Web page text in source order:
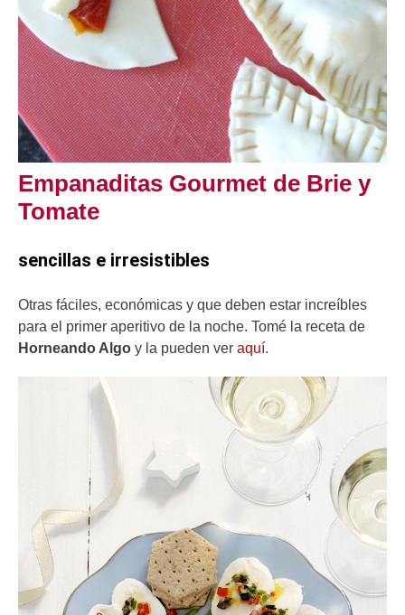
Empanaditas Gourmet de Brie y
Tomate
sencillas e irresistibles
Otras fáciles, económicas y que deben estar increíbles
para el primer aperitivo de la noche. Tomé la receta de
Horneando Algo y la pueden ver aquí.